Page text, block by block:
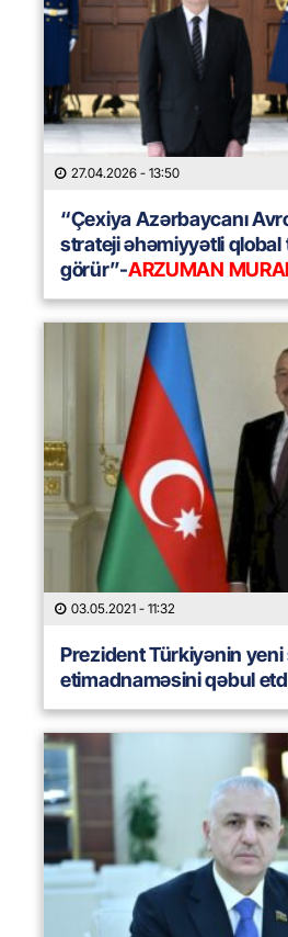
27.04.2026 - 13:50
“Çexiya Azərbaycanı
strateji əhəmiyyətli
görür”-ARZUMAN
03.05.2021 - 11:32
Prezident Türkiyənin
etimadnaməsini qəbul